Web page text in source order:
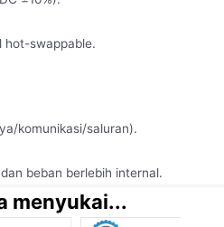
hot-swappable.
komunikasi/saluran).
beban berlebih internal.
menyukai...